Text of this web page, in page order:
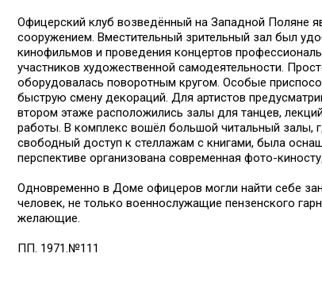
Офицерский клуб возведённый на Западной Поляне
сооружением. Вместительный зрительный зал был
кинофильмов и проведения концертов
участников художественной самодеятельности.
оборудовалась поворотным кругом. Особые
быструю смену декораций. Для артистов
втором этаже расположились залы для танцев,
работы. В комплекс вошёл большой читальный залы,
свободный доступ к стеллажам с книгами, была
перспективе организована современная фото-
Одновременно в Доме офицеров могли найти себе
человек, не только военнослужащие пензенского
желающие.
ПП. 1971.№111